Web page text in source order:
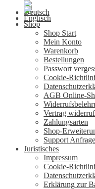
Shop
Shop Start
Mein Konto
Warenkorb
Bestellungen
Passwort
Cookie-
AGB Online-
Vertrag
Zahlungsarten
Shop-
Support Anfrage
Juristisches
Impressum
Cookie-
Erklärung zur